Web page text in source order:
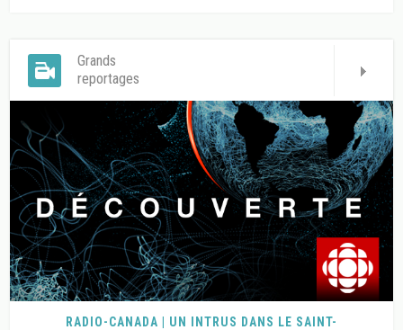
Grands
reportages
RADIO-CANADA | UN INTRUS DANS LE SAINT-